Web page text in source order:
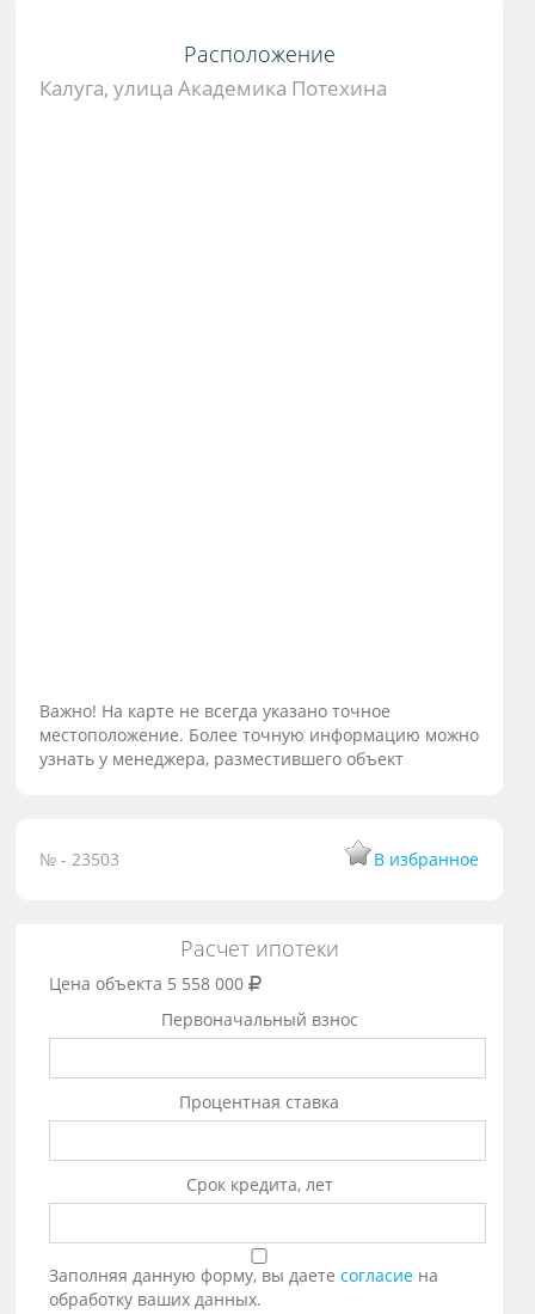
Расположение
Калуга, улица Академика Потехина
Важно! На карте не всегда указано точное
местоположение. Более точную информацию можно
узнать у менеджера, разместившего объект
№ - 23503 В избранное
Расчет ипотеки
Цена объекта 5 558 000
Первоначальный взнос
Процентная ставка
Срок кредита, лет
Заполняя данную форму, вы даетесогласие на
обработку ваших данных.